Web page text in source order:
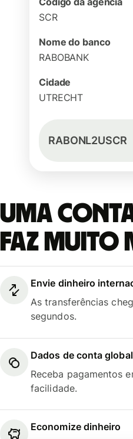
SCR
Nome do banco
RABOBANK
Cidade
UTRECHT
RABONL2USCR
Uma
faz muito
Envie dinheiro
As transferências
segundos.
Dados de conta global
Receba pagamentos
facilidade.
Economize dinheiro